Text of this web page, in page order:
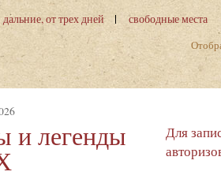
дальние, от трех дней
свободные места
легенды
Для